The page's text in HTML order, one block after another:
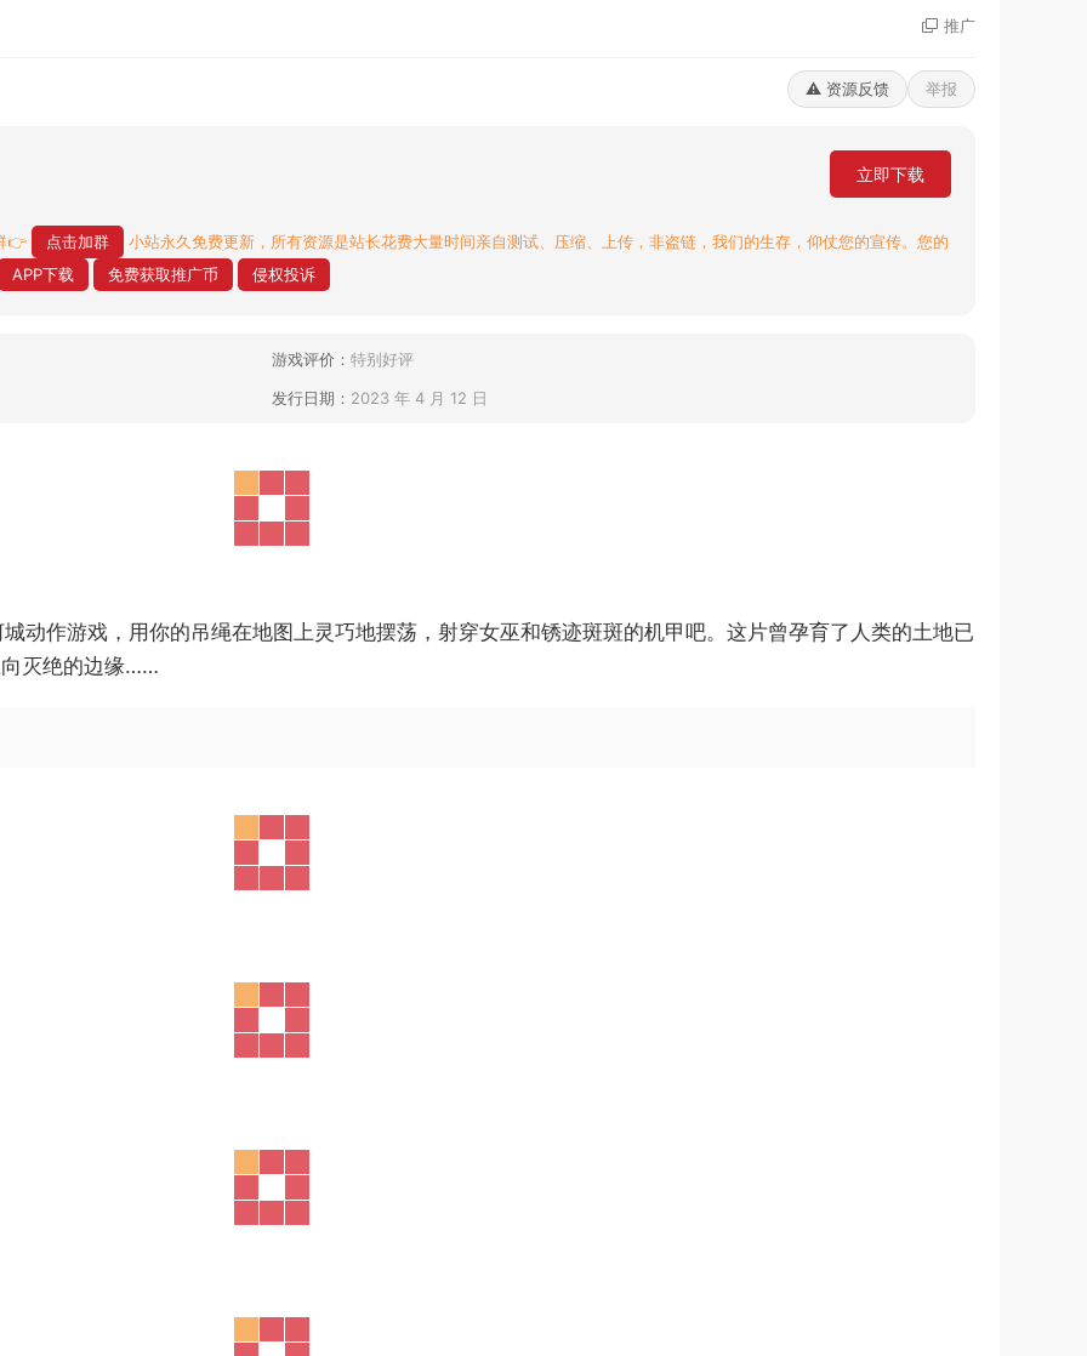
推广
⚠️ 资源反馈 举报
立即下载
👉 点击加群
小站永久免费更新，所有资源是站长花费大量时间亲自测试、压缩、上传，非盗链，我们的生存，仰仗您的宣传。您的
APP下载
免费获取推广币 侵权投诉
游戏评价： 特别好评
发行日期： 2023 年 4 月 12 日
动作游戏，用你的吊绳在地图上灵巧地摆荡，射穿女巫和锈迹斑斑的机甲吧。这片曾孕育了人类的土地已
向灭绝的边缘……